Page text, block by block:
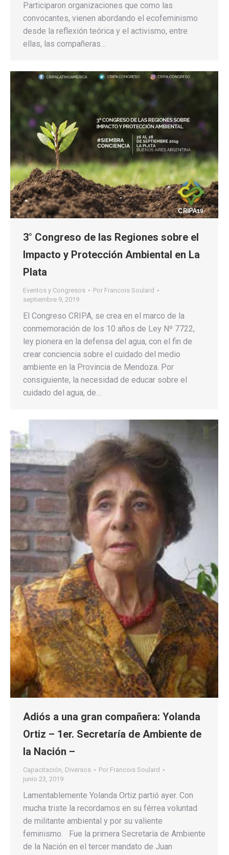
Participaron organizaciones que como las
convocantes, vienen abordando el ecofeminismo
desde la reflexión teórica y el activismo, entre
ellas, las compañeras…
3° Congreso de las Regiones sobre el
Impacto y Protección Ambiental en La
Plata
Eventos y Congresos Por Francois Soulard
septiembre 9, 2019
El Congreso CRIPA, se crea en el marco de la
conmemoración de los 10 años de Ley Nº 7722,
ley pionera en la defensa del agua, con el fin de
crear conciencia sobre el cuidado del medio
ambiente en la Provincia de Mendoza. Por
consiguiente, la necesidad de educar sobre el
cuidado del agua, de…
Adiós a una gran compañera: Yolanda
Ortiz – 1er. Secretaría de Ambiente de
la Nación –
Capacitación Diversos Por Francois Soulard
junio 23, 2019
Lamentablemente Yolanda Ortiz partió ayer. Con
mucha triste la recordamos en su férrea voluntad
de militante ambiental y por su valiente
feminismo. Fue la primera Secretaría de Ambiente
de la Nación en el tercer mandato de Juan